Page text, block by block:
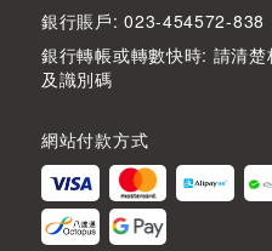
銀行賬戶: 023-454572-838
銀行轉帳或轉數快時: 請清
及識別碼
網站付款方式